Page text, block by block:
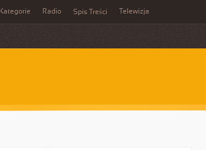
Kategorie Radio Spis Treści Telewizja